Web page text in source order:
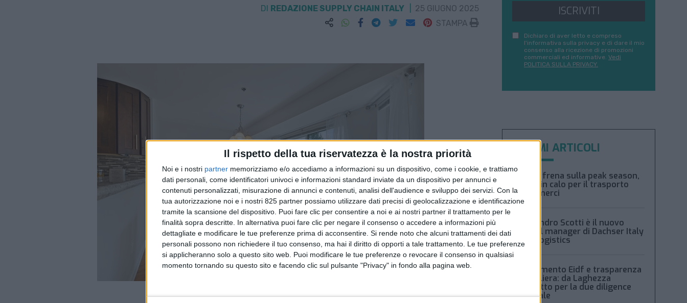
Il rispetto della tua riservatezza è la nostra priorità
Noi e i nostri partner memorizziamo e/o accediamo a informazioni su un dispositivo, come i cookie, e trattiamo
dati personali, come identificatori univoci e informazioni standard inviate da un dispositivo per annunci e
contenuti personalizzati, misurazione di annunci e contenuti, analisi dell'audience e sviluppo dei servizi. Con la
tua autorizzazione noi e i nostri 825 partner possiamo utilizzare dati precisi di geolocalizzazione e identificazione
tramite la scansione del dispositivo. Puoi fare clic per consentire a noi e ai nostri partner il trattamento per le
finalità sopra descritte. In alternativa puoi fare clic per negare il consenso o accedere a informazioni più
dettagliate e modificare le tue preferenze prima di acconsentire. Si rende noto che alcuni trattamenti dei dati
personali possono non richiedere il tuo consenso, ma hai il diritto di opporti a tale trattamento. Le tue preferenze
si applicheranno solo a questo sito web. Puoi modificare le tue preferenze o revocare il consenso in qualsiasi
momento tornando su questo sito e facendo clic sul pulsante "Privacy" in fondo alla pagina web.
DI REDAZIONE SUPPLY CHAIN ITALY
25 GIUGNO 2025
STAMPA
ISCRIVITI
Dichiaro di aver letto e compreso
l'informativa sulla privacy e di dare il mio
consenso alla ricezione di promozioni
commerciali ed informative. Vedi
POLITICA SULLA PRIVACY.
ULTIMI ARTICOLI
Xeneta frena sulla peak season,
tariffe in calo per il trasporto
aereo merci
Alessandro Scotti è il nuovo
general manager di Dachser Italy
Food Logistics
Regolamento Eidf e trasparenza
della filiera: da Laghezza
pacchetto per la due diligence
aziendale